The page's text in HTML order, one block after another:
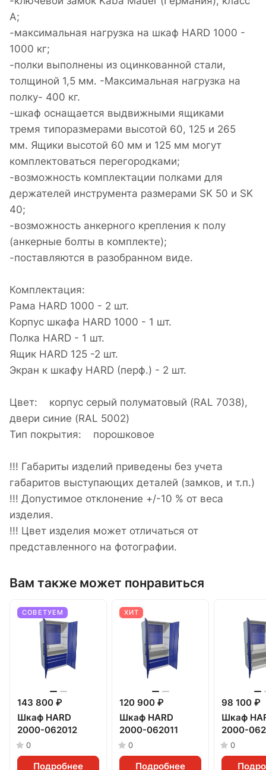
A;
-максимальная нагрузка на шкаф HARD 1000 -
1000 кг;
-полки выполнены из оцинкованной стали,
толщиной 1,5 мм. -Максимальная нагрузка на
полку- 400 кг.
-шкаф оснащается выдвижными ящиками
тремя типоразмерами высотой 60, 125 и 265
мм. Ящики высотой 60 мм и 125 мм могут
комплектоваться перегородками;
-возможность комплектации полками для
держателей инструмента размерами SK 50 и SK
40;
-возможность анкерного крепления к полу
(анкерные болты в комплекте);
-поставляются в разобранном виде.
Комплектация:
Рама HARD 1000 - 2 шт.
Корпус шкафа HARD 1000 - 1 шт.
Полка HARD - 1 шт.
Ящик HARD 125 -2 шт.
Экран к шкафу HARD (перф.) - 2 шт.
Цвет: корпус серый полуматовый (RAL 7038),
двери синие (RAL 5002)
Тип покрытия: порошковое
!!! Габариты изделий приведены без учета
габаритов выступающих деталей (замков, и т.п.)
!!! Допустимое отклонение +/-10 % от веса
изделия.
!!! Цвет изделия может отличаться от
представленного на фотографии.
Вам также может понравиться
СОВЕТУЕМ
143 800 ₽
Шкаф HARD
2000-062012
0
Подробнее
ХИТ
120 900 ₽
Шкаф HARD
2000-062011
0
Подробнее
98 100 ₽
Шкаф
2000-
0